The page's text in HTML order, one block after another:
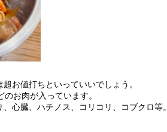
お値打ちといっていいでしょう。
お肉が入っています。
心臓、ハチノス、コリコリ、コブクロ等。